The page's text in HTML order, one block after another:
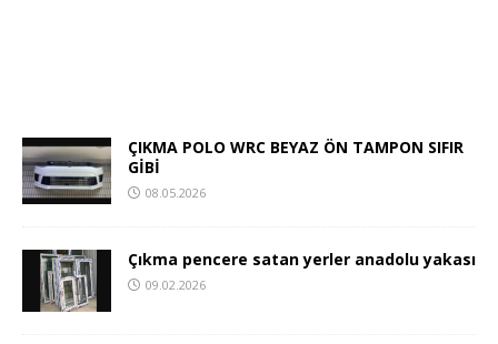
ÇIKMA POLO WRC BEYAZ ÖN TAMPON SIFIR
GİBİ
08.05.2026
Çıkma pencere satan yerler anadolu yakası
09.02.2026